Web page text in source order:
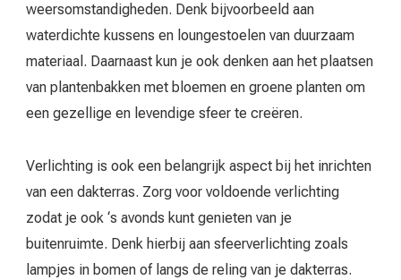
weersomstandigheden. Denk bijvoorbeeld aan
waterdichte kussens en loungestoelen van duurzaam
materiaal. Daarnaast kun je ook denken aan het plaatsen
van plantenbakken met bloemen en groene planten om
een gezellige en levendige sfeer te creëren.
Verlichting is ook een belangrijk aspect bij het inrichten
van een dakterras. Zorg voor voldoende verlichting
zodat je ook ‘s avonds kunt genieten van je
buitenruimte. Denk hierbij aan sfeerverlichting zoals
lampjes in bomen of langs de reling van je dakterras.